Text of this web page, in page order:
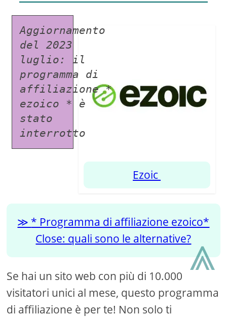
Ezoic
Aggiornamento
del 2023
luglio: il
programma di
affiliazione *
ezoico * è
stato
interrotto
* Programma di affiliazione ezoico*
Close: quali sono le alternative?
Se hai un sito web con più di 10.000
visitatori unici al mese, questo programma
di affiliazione è per te! Non solo ti
⩓